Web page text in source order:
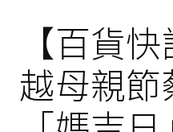
【百貨
越母親